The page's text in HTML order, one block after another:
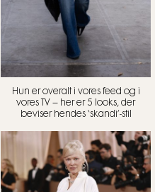
Hun er overalt i vores feed og i
vores TV – her er 5 looks, der
beviser hendes ‘skandi’-stil